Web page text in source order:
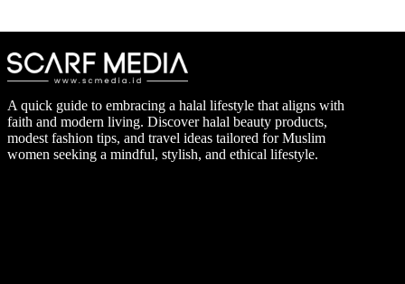
A quick guide to embracing a halal lifestyle that aligns with
faith and modern living. Discover halal beauty products,
modest fashion tips, and travel ideas tailored for Muslim
women seeking a mindful, stylish, and ethical lifestyle.